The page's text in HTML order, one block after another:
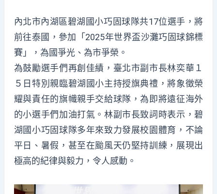
內北市內湖區碧湖國小巧固球隊共17位選手，將
前往泰國，參加「2025年世界盃沙灘巧固球錦標
賽」，為國爭光、為市爭榮。
為鼓勵選手們再創佳績，臺北市副市長林奕華１
５日特別親臨碧湖國小主持授旗典禮，將象徵榮
耀與責任的旗幟親手交給球隊，為即將遠征海外
的小選手們加油打氣。林副市長致詞時表示，碧
湖國小巧固球隊多年來致力發展校園體育，不論
平日、暑假，甚至在颱風天仍堅持訓練，展現出
極高的紀律與毅力，令人感動。